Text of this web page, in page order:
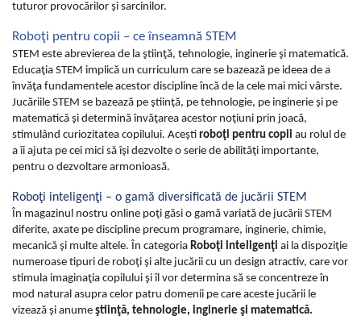
tuturor provocărilor şi sarcinilor.
Roboţi pentru copii – ce înseamnă STEM
STEM este abrevierea de la ştiinţă, tehnologie, inginerie şi matematică.
Educaţia STEM implică un curriculum care se bazează pe ideea de a
învăţa fundamentele acestor discipline încă de la cele mai mici vârste.
Jucăriile STEM se bazează pe ştiinţă, pe tehnologie, pe inginerie şi pe
matematică şi determină învăţarea acestor noţiuni prin joacă,
stimulând curiozitatea copilului. Aceşti roboţi pentru copii au rolul de
a îi ajuta pe cei mici să îşi dezvolte o serie de abilităţi importante,
pentru o dezvoltare armonioasă.
Roboţi inteligenţi – o gamă diversificată de jucării STEM
În magazinul nostru online poţi găsi o gamă variată de jucării STEM
diferite, axate pe discipline precum programare, inginerie, chimie,
mecanică şi multe altele. În categoria Roboţi inteligenţi ai la dispoziţie
numeroase tipuri de roboţi şi alte jucării cu un design atractiv, care vor
stimula imaginaţia copilului şi îl vor determina să se concentreze în
mod natural asupra celor patru domenii pe care aceste jucării le
vizează şi anume ştiinţă, tehnologie, inginerie şi matematică.